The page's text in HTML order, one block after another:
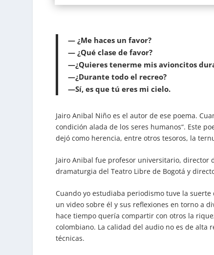
—¿Me haces un favor?
— ¿Qué clase de favor?
—¿Quieres tenerme mis avioncitos
—¿Durante todo el recreo?
—Sí, es que tú eres mi cielo.
Jairo Anibal Niño es el autor de ese poema.
condición alada de los seres humanos“. Este
dejó como herencia, entre otros tesoros, la
Jairo Anibal fue profesor universitario, director
dramaturgia del Teatro Libre de Bogotá y
Cuando yo estudiaba periodismo tuve la
un video sobre él y sus reflexiones en torno a
hace tiempo quería compartir con otros la
colombiano. La calidad del audio no es de alta
técnicas.